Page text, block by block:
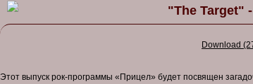
"The Target"
Download
Этот выпуск рок-программы «Прицел» будет посвящен